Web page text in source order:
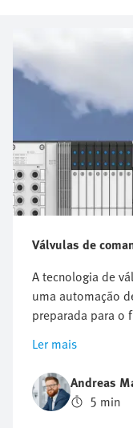
Válvulas de
A tecnologia de
uma automação
preparada para o
preciso,
expansão.
pode resultar em
Quando as
Ler mais
Andreas
5 min